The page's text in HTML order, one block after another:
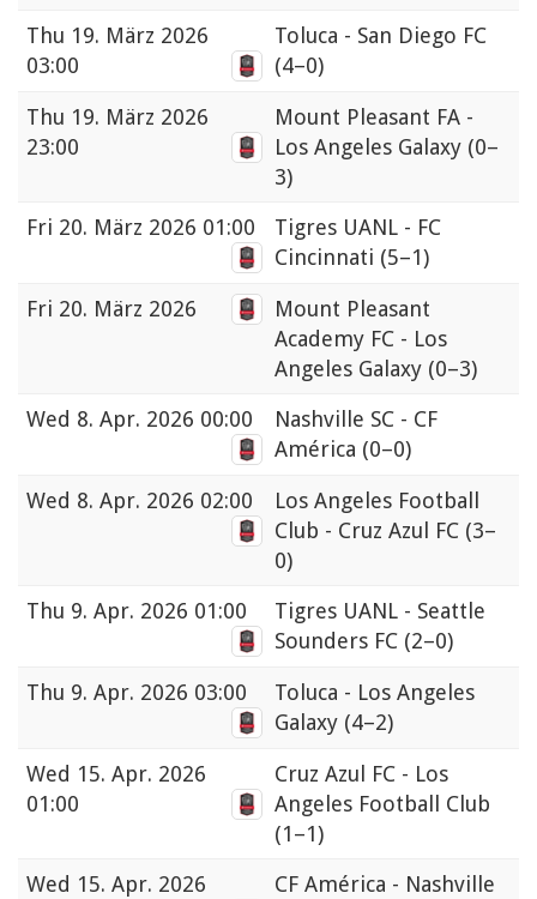
Thu 19. März 2026
03:00
Toluca - San Diego FC
(4–0)
Thu 19. März 2026
23:00
Mount Pleasant FA -
Los Angeles Galaxy (0–
3)
Fri 20. März 2026 01:00
Tigres UANL - FC
Cincinnati (5–1)
Fri 20. März 2026
Mount Pleasant
Academy FC - Los
Angeles Galaxy (0–3)
Wed 8. Apr. 2026 00:00
Nashville SC - CF
América (0–0)
Wed 8. Apr. 2026 02:00
Los Angeles Football
Club - Cruz Azul FC (3–
0)
Thu 9. Apr. 2026 01:00
Tigres UANL - Seattle
Sounders FC (2–0)
Thu 9. Apr. 2026 03:00
Toluca - Los Angeles
Galaxy (4–2)
Wed 15. Apr. 2026
01:00
Cruz Azul FC - Los
Angeles Football Club
(1–1)
Wed 15. Apr. 2026
CF América - Nashville